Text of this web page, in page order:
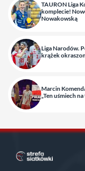
TAURON Liga
komplecie!
Nowakowską
Liga Narodów.
krążek
Marcin
„Ten uśmiech